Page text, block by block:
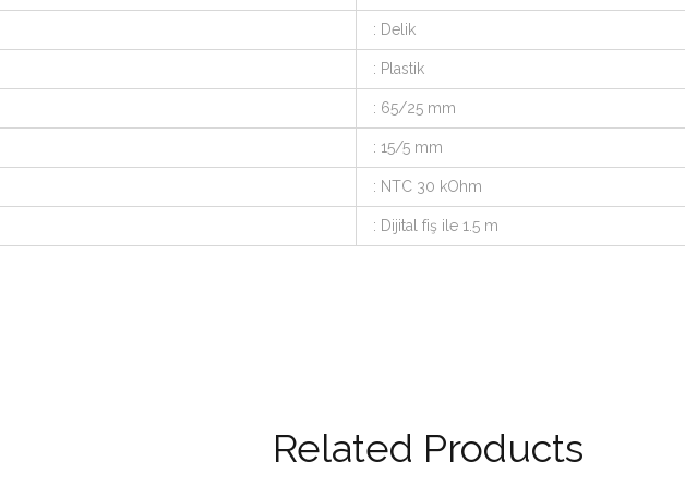
: Delik
: Plastik
: 65/25 mm
: 15/5 mm
: NTC 30 kOhm
: Dijital fiş ile 1.5 m
Related Products